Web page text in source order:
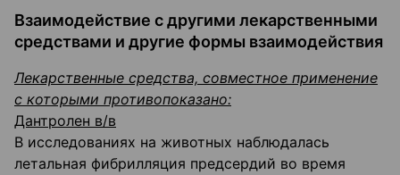
Взаимодействие с другими лекарственными
средствами и другие формы взаимодействия
Лекарственные средства, совместное применение
с которыми противопоказано:
Дантролен в/в
В исследованиях на животных наблюдалась
летальная фибрилляция предсердий во время